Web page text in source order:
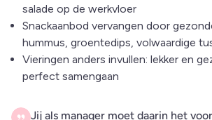
salade op de werkvloer
Snackaanbod vervangen door
hummus, groentedips, volwaardige
Vieringen anders invullen: lekker en
perfect samengaan
Jij als manager moet daarin het